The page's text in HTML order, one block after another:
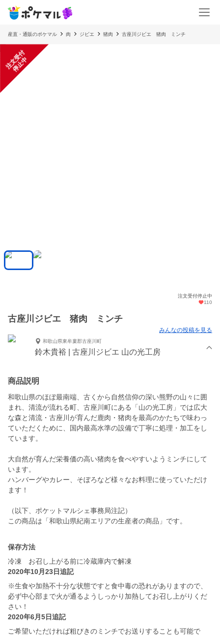
産直・通販のポケマル 肉 ジビエ 猪肉 古座川ジビエ 猪肉 ミンチ
注
文
受
付
停
止
中
注文受付停止中
110
古座川ジビエ 猪肉 ミンチ
みんなの投稿を見る
和歌山県東牟婁郡古座川町
鈴木貴裕 | 古座川ジビエ 山の光工房
商品説明
和歌山県のほぼ最南端、古くから自然信仰の深い熊野の山々に囲
まれ、清流が流れる町、古座川町にある「山の光工房」では広大
な森と清流・古座川が育んだ鹿肉・猪肉を最高のかたちで味わっ
ていただくために、国内最高水準の設備で丁寧に処理・加工をし
ています。
大自然が育んだ栄養価の高い猪肉を食べやすいようミンチにして
います。
ハンバーグやカレー、そぼろなど様々なお料理に使っていただけ
ます！
（以下、ポケットマルシェ事務局注記）
この商品は「和歌山県紀南エリアの生産者の商品」です。
保存方法
冷凍 お召し上がる前に冷蔵庫内で解凍
2020年10月23日追記
※生食や加熱不十分な状態ですと食中毒の恐れがありますので、
必ず中心部まで火が通るようしっかり加熱してお召し上がりくだ
さい！
2020年6月5日追記
ご希望いただければ粗びきのミンチでお送りすることも可能で